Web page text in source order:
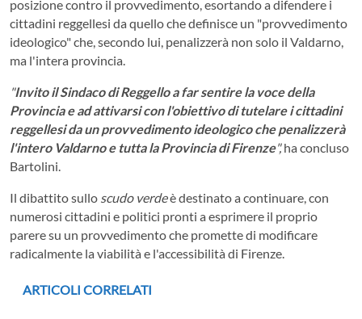
posizione contro il provvedimento, esortando a difendere i
cittadini reggellesi da quello che definisce un "provvedimento
ideologico" che, secondo lui, penalizzerà non solo il Valdarno,
ma l'intera provincia.
"Invito il Sindaco di Reggello a far sentire la voce della
Provincia e ad attivarsi con l'obiettivo di tutelare i cittadini
reggellesi da un provvedimento ideologico che penalizzerà
l'intero Valdarno e tutta la Provincia di Firenze",ha concluso
Bartolini.
Il dibattito sullo scudo verdeè destinato a continuare, con
numerosi cittadini e politici pronti a esprimere il proprio
parere su un provvedimento che promette di modificare
radicalmente la viabilità e l'accessibilità di Firenze.
ARTICOLI CORRELATI